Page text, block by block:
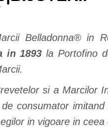
Belladonna® in
in 1893 la Portofino
si a Marcilor
consumator
in vigoare in